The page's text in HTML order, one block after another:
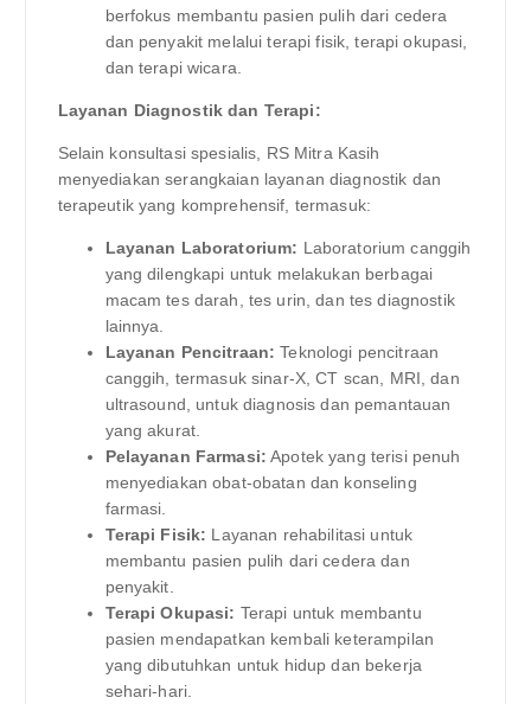
berfokus membantu pasien pulih dari cedera
dan penyakit melalui terapi fisik, terapi okupasi,
dan terapi wicara.
Layanan Diagnostik dan Terapi:
Selain konsultasi spesialis, RS Mitra Kasih
menyediakan serangkaian layanan diagnostik dan
terapeutik yang komprehensif, termasuk:
Layanan Laboratorium: Laboratorium canggih
yang dilengkapi untuk melakukan berbagai
macam tes darah, tes urin, dan tes diagnostik
lainnya.
Layanan Pencitraan: Teknologi pencitraan
canggih, termasuk sinar-X, CT scan, MRI, dan
ultrasound, untuk diagnosis dan pemantauan
yang akurat.
Pelayanan Farmasi: Apotek yang terisi penuh
menyediakan obat-obatan dan konseling
farmasi.
Terapi Fisik: Layanan rehabilitasi untuk
membantu pasien pulih dari cedera dan
penyakit.
Terapi Okupasi: Terapi untuk membantu
pasien mendapatkan kembali keterampilan
yang dibutuhkan untuk hidup dan bekerja
sehari-hari.